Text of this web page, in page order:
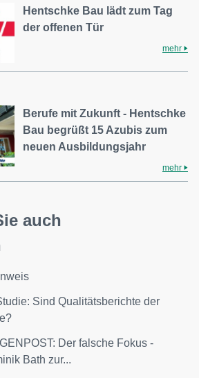
Hentschke Bau lädt zum Tag
der offenen Tür
mehr
Berufe mit Zukunft - Hentschke
Bau begrüßt 15 Azubis zum
neuen Ausbildungsjahr
mehr
auch
Sind Qualitätsberichte der
Der falsche Fokus -
Bath zur...